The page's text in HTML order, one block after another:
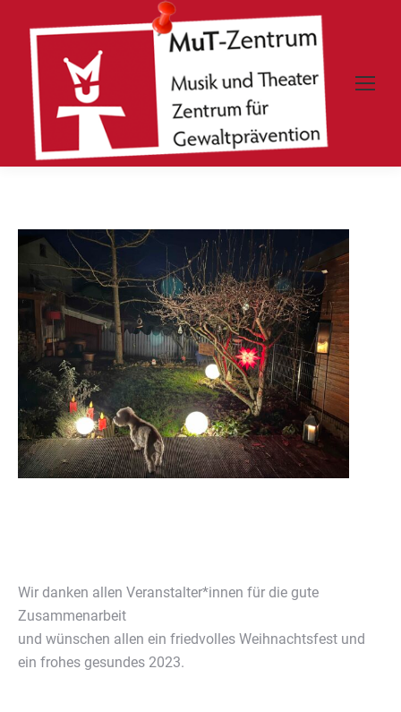
Wir danken allen Veranstalter*innen für die gute
Zusammenarbeit
und wünschen allen ein friedvolles Weihnachtsfest und
ein frohes gesundes 2023.